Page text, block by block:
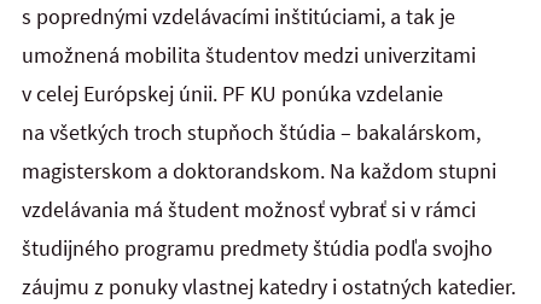
s poprednými vzdelávacími inštitúciami, a tak je
umožnená mobilita študentov medzi univerzitami
v celej Európskej únii. PF KU ponúka vzdelanie
na všetkých troch stupňoch štúdia – bakalárskom,
magisterskom a doktorandskom. Na každom stupni
vzdelávania má študent možnosť vybrať si v rámci
študijného programu predmety štúdia podľa svojho
záujmu z ponuky vlastnej katedry i ostatných katedier.